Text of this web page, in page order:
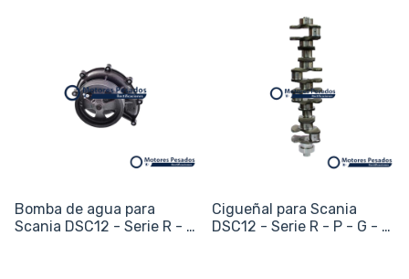
Bomba de agua para
Scania DSC12 - Serie R - P
Cigueñal para Scania
DSC12 - Serie R - P - G - T